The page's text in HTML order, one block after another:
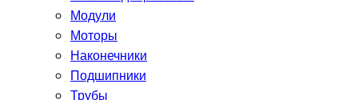
Модули
Моторы
Наконечники
Подшипники
Трубы